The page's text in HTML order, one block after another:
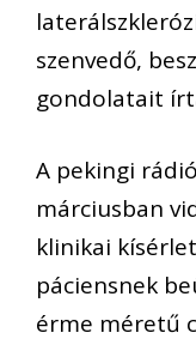
szenvedő,
gondolatait
A pekingi
márciusban
klinikai
páciensnek
érme méretű